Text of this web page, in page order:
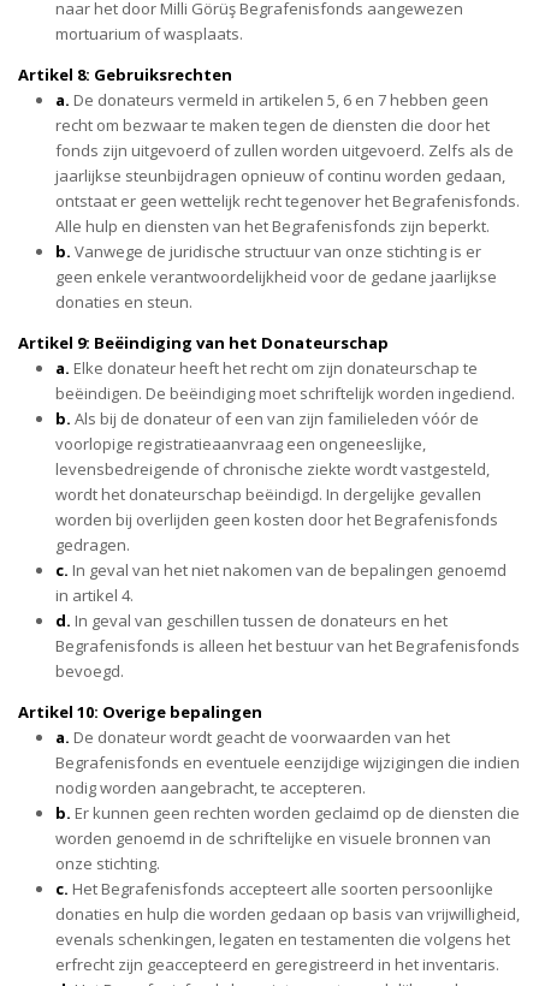
naar het door Milli Görüş Begrafenisfonds aangewezen
mortuarium of wasplaats.
Artikel 8: Gebruiksrechten
a. De donateurs vermeld in artikelen 5, 6 en 7 hebben geen
recht om bezwaar te maken tegen de diensten die door het
fonds zijn uitgevoerd of zullen worden uitgevoerd. Zelfs als de
jaarlijkse steunbijdragen opnieuw of continu worden gedaan,
ontstaat er geen wettelijk recht tegenover het Begrafenisfonds.
Alle hulp en diensten van het Begrafenisfonds zijn beperkt.
b. Vanwege de juridische structuur van onze stichting is er
geen enkele verantwoordelijkheid voor de gedane jaarlijkse
donaties en steun.
Artikel 9: Beëindiging van het Donateurschap
a. Elke donateur heeft het recht om zijn donateurschap te
beëindigen. De beëindiging moet schriftelijk worden ingediend.
b. Als bij de donateur of een van zijn familieleden vóór de
voorlopige registratieaanvraag een ongeneeslijke,
levensbedreigende of chronische ziekte wordt vastgesteld,
wordt het donateurschap beëindigd. In dergelijke gevallen
worden bij overlijden geen kosten door het Begrafenisfonds
gedragen.
c. In geval van het niet nakomen van de bepalingen genoemd
in artikel 4.
d. In geval van geschillen tussen de donateurs en het
Begrafenisfonds is alleen het bestuur van het Begrafenisfonds
bevoegd.
Artikel 10: Overige bepalingen
a. De donateur wordt geacht de voorwaarden van het
Begrafenisfonds en eventuele eenzijdige wijzigingen die indien
nodig worden aangebracht, te accepteren.
b. Er kunnen geen rechten worden geclaimd op de diensten die
worden genoemd in de schriftelijke en visuele bronnen van
onze stichting.
c. Het Begrafenisfonds accepteert alle soorten persoonlijke
donaties en hulp die worden gedaan op basis van vrijwilligheid,
evenals schenkingen, legaten en testamenten die volgens het
erfrecht zijn geaccepteerd en geregistreerd in het inventaris.